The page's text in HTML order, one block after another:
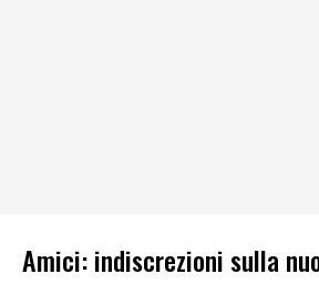
Amici: indiscrezioni sulla